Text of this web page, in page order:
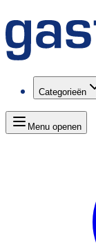
Categorieën
Menu openen